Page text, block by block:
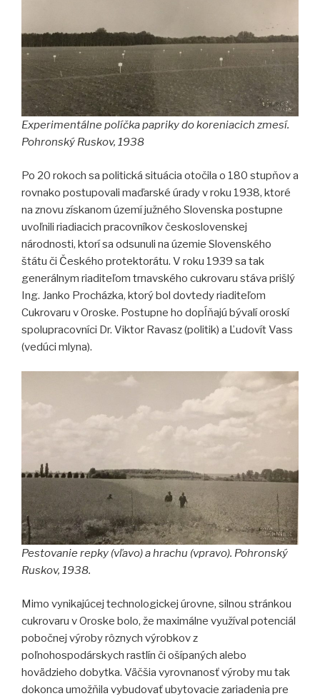
Experimentálne políčka papriky do koreniacich zmesí.
Pohronský Ruskov, 1938
Po 20 rokoch sa politická situácia otočila o 180 stupňov a
rovnako postupovali maďarské úrady v roku 1938, ktoré
na znovu získanom území južného Slovenska postupne
uvoľnili riadiacich pracovníkov československej
národnosti, ktorí sa odsunuli na územie Slovenského
štátu či Českého protektorátu. V roku 1939 sa tak
generálnym riaditeľom trnavského cukrovaru stáva prišlý
Ing. Janko Procházka, ktorý bol dovtedy riaditeľom
Cukrovaru v Oroske. Postupne ho dopĺňajú bývalí oroskí
spolupracovníci Dr. Viktor Ravasz (politik) a Ľudovít Vass
(vedúci mlyna).
Pestovanie repky (vľavo) a hrachu (vpravo). Pohronský
Ruskov, 1938.
Mimo vynikajúcej technologickej úrovne, silnou stránkou
cukrovaru v Oroske bolo, že maximálne využíval potenciál
pobočnej výroby rôznych výrobkov z
poľnohospodárskych rastlín či ošípaných alebo
hovädzieho dobytka. Väčšia vyrovnanosť výroby mu tak
dokonca umožňila vybudovať ubytovacie zariadenia pre